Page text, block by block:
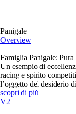
Panigale
Overview
Famiglia Panigale: Pura
Un esempio di
racing e spirito
l’oggetto del desiderio
scopri di più
V2